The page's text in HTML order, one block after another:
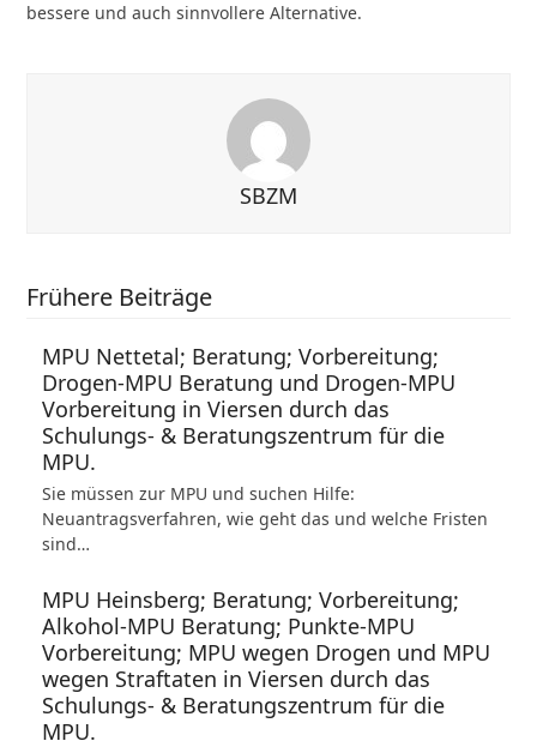
bessere und auch sinnvollere Alternative.
SBZM
Frühere Beiträge
MPU Nettetal; Beratung; Vorbereitung;
Drogen-MPU Beratung und Drogen-MPU
Vorbereitung in Viersen durch das
Schulungs- & Beratungszentrum für die
MPU.
Sie müssen zur MPU und suchen Hilfe:
Neuantragsverfahren, wie geht das und welche Fristen
sind…
MPU Heinsberg; Beratung; Vorbereitung;
Alkohol-MPU Beratung; Punkte-MPU
Vorbereitung; MPU wegen Drogen und MPU
wegen Straftaten in Viersen durch das
Schulungs- & Beratungszentrum für die
MPU.